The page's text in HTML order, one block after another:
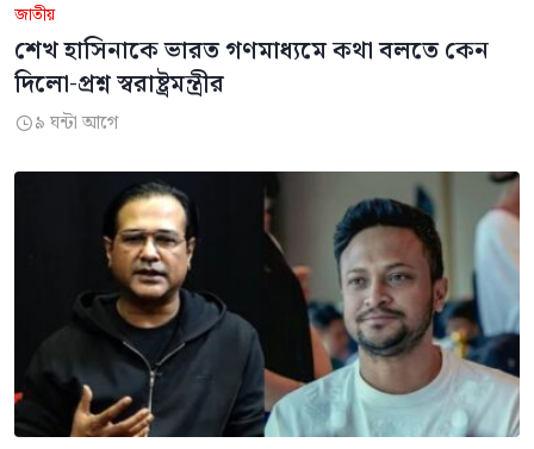
জাতীয়
শেখ হাসিনাকে ভারত গণমাধ্যমে কথা বলতে কেন
দিলো-প্রশ্ন স্বরাষ্ট্রমন্ত্রীর
৯ ঘন্টা আগে